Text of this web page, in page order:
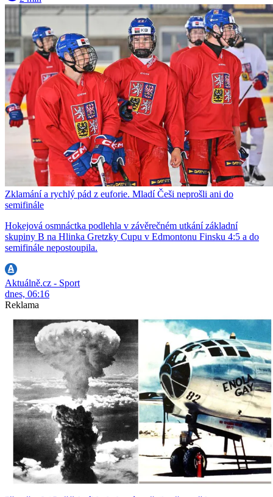
Zklamání a rychlý pád z euforie. Mladí Češi neprošli ani do
semifinále
Hokejová osmnáctka podlehla v závěrečném utkání základní
skupiny B na Hlinka Gretzky Cupu v Edmontonu Finsku 4:5 a do
semifinále nepostoupila.
Aktuálně.cz - Sport
dnes, 06:16
Reklama